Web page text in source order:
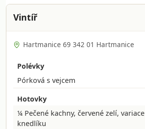
Vintíř
Hartmanice 69 342 01 Hartmanice
Polévky
Pórková s vejcem
Hotovky
¼ Pečené kachny, červené zelí, variace
knedlíku